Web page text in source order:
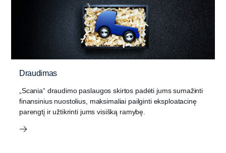
Draudimas
„Scania“ draudimo paslaugos skirtos padėti jums sumažinti
finansinius nuostolius, maksimaliai pailginti eksploatacinę
parengtį ir užtikrinti jums visišką ramybę.